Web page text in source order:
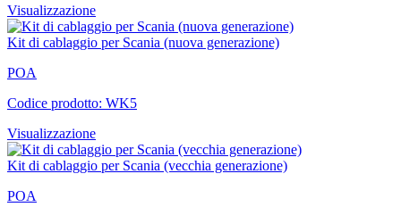
Visualizzazione
Kit di cablaggio per Scania (nuova generazione)
POA
Codice prodotto: WK5
Visualizzazione
Kit di cablaggio per Scania (vecchia generazione)
POA